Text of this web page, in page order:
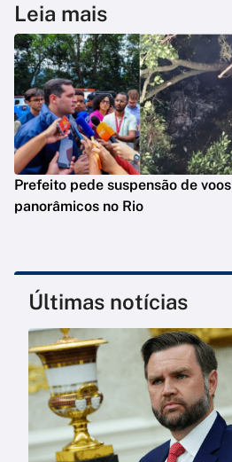
Leia mais
Prefeito pede suspensão de voos
panorâmicos no Rio
Últimas notícias